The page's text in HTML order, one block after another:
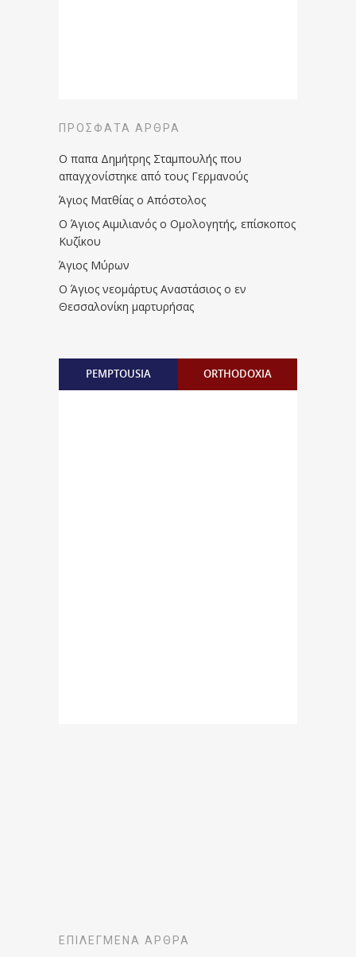
ΠΡΌΣΦΑΤΑ ΆΡΘΡΑ
Ο παπα Δημήτρης Σταμπουλής που
απαγχονίστηκε από τους Γερμανούς
Άγιος Ματθίας ο Απόστολος
Ο Άγιος Αιμιλιανός ο Ομολογητής, επίσκοπος
Κυζίκου
Άγιος Μύρων
Ο Άγιος νεομάρτυς Αναστάσιος ο εν
Θεσσαλονίκη μαρτυρήσας
PEMPTOUSIA ORTHODOXIA
ΕΠΙΛΕΓΜΈΝΑ ΆΡΘΡΑ